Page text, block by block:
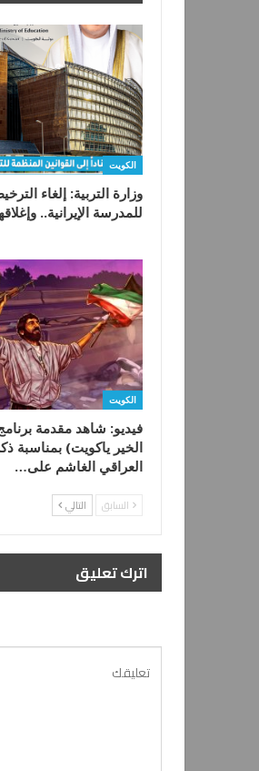
الكويت
وزارة التربية: إلغاء
للمدرسة الإيرانية..
الكويت
فيديو: شاهد مقدمة
الخير ياكويت) بمناسبة
العراقي الغاشم على…
السابق التالي
اترك تعليق